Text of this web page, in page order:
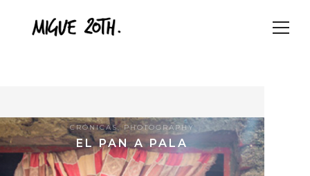
9
CRÓNICAS,PHOTOGRAPHY
EL PAN A PALA